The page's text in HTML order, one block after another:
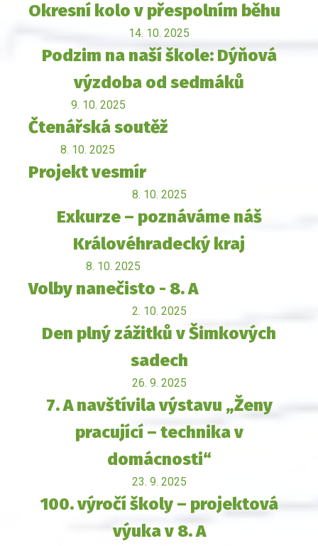
Okresní kolo v přespolním běhu
14. 10. 2025
Podzim na naší škole: Dýňová
výzdoba od sedmáků
9. 10. 2025
Čtenářská soutěž
8. 10. 2025
Projekt vesmír
8. 10. 2025
Exkurze – poznáváme náš
Královéhradecký kraj
8. 10. 2025
Volby nanečisto - 8. A
2. 10. 2025
Den plný zážitků v Šimkových
sadech
26. 9. 2025
7. A navštívila výstavu „Ženy
pracující – technika v
domácnosti“
23. 9. 2025
100. výročí školy – projektová
výuka v 8. A